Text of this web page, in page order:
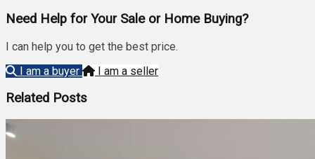
Need Help for Your Sale or Home Buying?
I can help you to get the best price.
I am a buyer
I am a seller
Related Posts